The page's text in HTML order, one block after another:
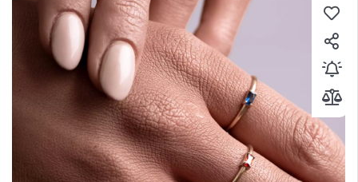
نمایندگی ها
مجله روبی
درباره ما
اعطای نمایندگی